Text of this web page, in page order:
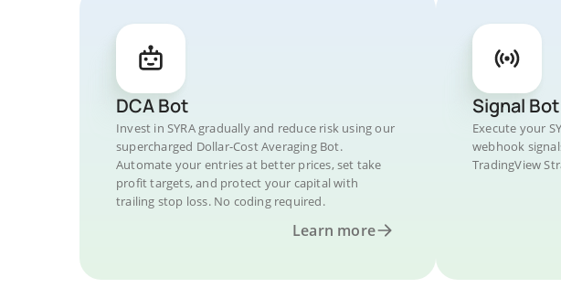
DCA Bot
Invest in SYRA gradually and reduce risk using our
supercharged Dollar-Cost Averaging Bot.
Automate your entries at better prices, set take
profit targets, and protect your capital with
trailing stop loss. No coding required.
Learn more
Signal Bot
Execute your
webhook
TradingView